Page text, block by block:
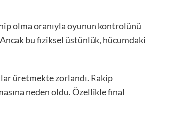
olma oranıyla oyunun kontrolünü
bu fiziksel üstünlük, hücumdaki
üretmekte zorlandı. Rakip
neden oldu. Özellikle final